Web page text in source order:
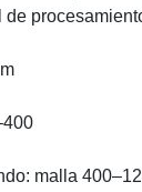
malla